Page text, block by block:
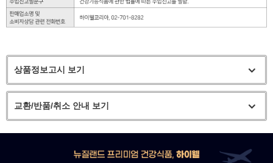
상품정보고시 보기
교환/반품/취소 안내 보기